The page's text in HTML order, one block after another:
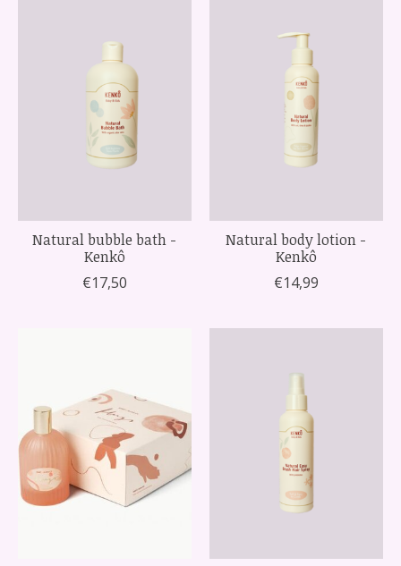
Natural bubble bath -
Kenkô
€17,50
Natural body lotion -
Kenkô
€14,99